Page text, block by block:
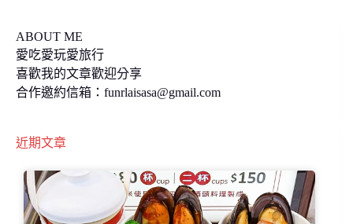
ABOUT ME
愛吃愛玩愛旅行
喜歡我的文章歡迎分享
合作邀約信箱： funrlaisasa@gmail.com
近期文章